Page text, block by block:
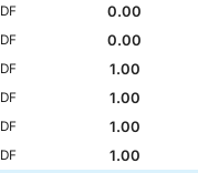
DF
0.00
DF
0.00
DF
1.00
DF
1.00
DF
1.00
DF
1.00